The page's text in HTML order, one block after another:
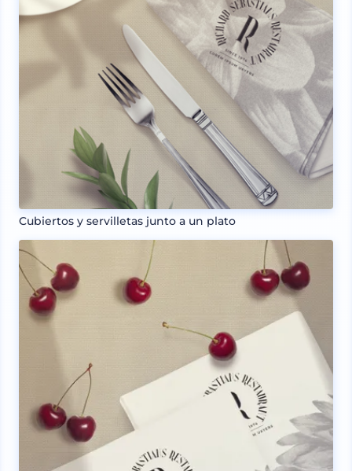
Cubiertos y servilletas junto a un plato